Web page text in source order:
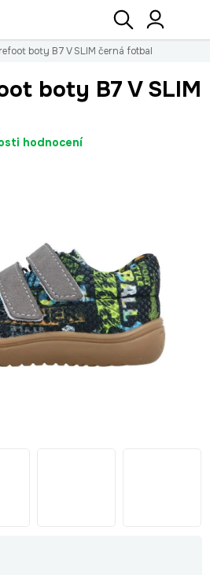
Hledat
boty B7 V SLIM černá fotbal
boty B7 V SLIM
hodnocení